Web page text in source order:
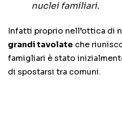
nuclei familiari.
Infatti proprio nell’ottica di
grandi tavolate che
famigliari è stato
di spostarsi tra comuni.